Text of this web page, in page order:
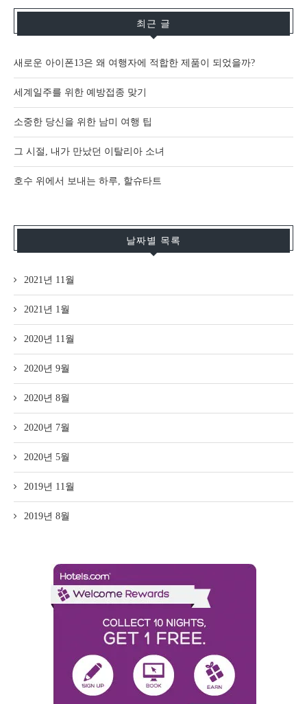
최근 글
새로운 아이폰13은 왜 여행자에 적합한 제품이 되었을까?
세계일주를 위한 예방접종 맞기
소중한 당신을 위한 남미 여행 팁
그 시절, 내가 만났던 이탈리아 소녀
호수 위에서 보내는 하루, 할슈타트
날짜별 목록
2021년 11월
2021년 1월
2020년 11월
2020년 9월
2020년 8월
2020년 7월
2020년 5월
2019년 11월
2019년 8월